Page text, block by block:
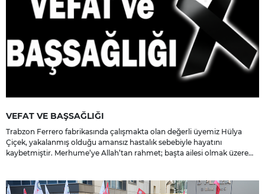
VEFAT VE BAŞSAĞLIĞI
Trabzon Ferrero fabrikasında çalışmakta olan değerli üyemiz Hülya
Çiçek, yakalanmış olduğu amansız hastalık sebebiyle hayatını
kaybetmiştir. Merhume’ye Allah’tan rahmet; başta ailesi olmak üzere